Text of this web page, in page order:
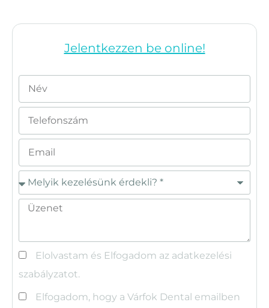
Jelentkezzen be online!
Elolvastam és Elfogadom az adatkezelési
szabályzatot.
Elfogadom, hogy a Várfok Dental emailben